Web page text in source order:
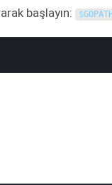
başlayın: $